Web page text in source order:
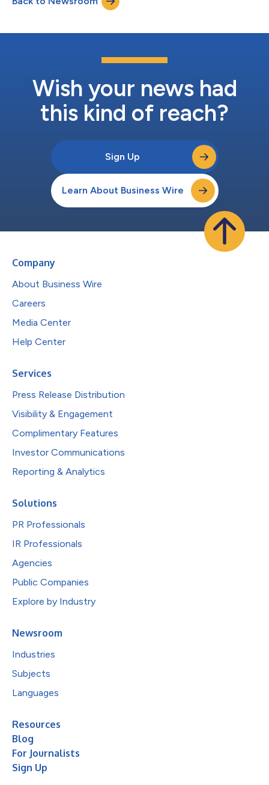
Wish your news had
this kind of reach?
Sign Up
Learn About Business Wire
Company
About Business Wire
Careers
Media Center
Help Center
Services
Press Release Distribution
Visibility & Engagement
Complimentary Features
Investor Communications
Reporting & Analytics
Solutions
PR Professionals
IR Professionals
Agencies
Public Companies
Explore by Industry
Newsroom
Industries
Subjects
Languages
Resources
Blog
For Journalists
Sign Up